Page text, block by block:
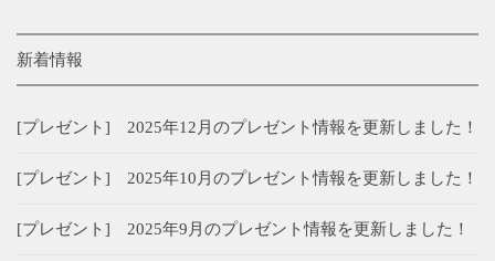
新着情報
[プレゼント] 2025年12月のプレゼント情報を更新しました！
[プレゼント] 2025年10月のプレゼント情報を更新しました！
[プレゼント] 2025年9月のプレゼント情報を更新しました！